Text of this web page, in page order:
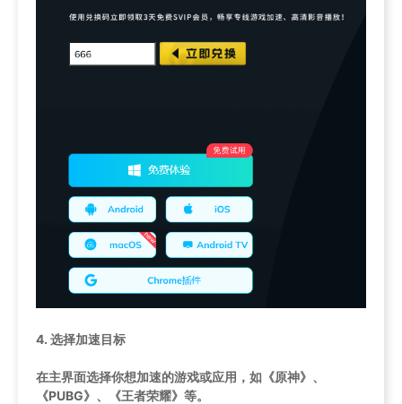
4. 选择加速目标
在主界面选择你想加速的游戏或应用，如《原神》、
《PUBG》、《王者荣耀》等。